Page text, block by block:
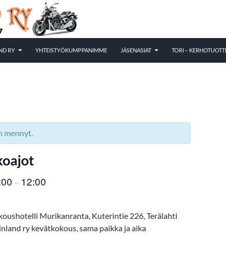
RY YHTEISTYÖKUMPPANIMME JÄSENASIAT TORI –
mennyt.
– 12:00
Murikanranta, Kuterintie 226, Terälahti
ry kevätkokous, sama paikka ja aika